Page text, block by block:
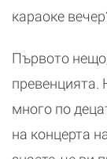
караоке
Първото
превенцията.
много по
на концерта